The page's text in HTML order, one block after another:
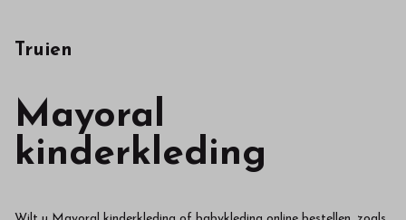
Truien
Mayoral
kinderkleding